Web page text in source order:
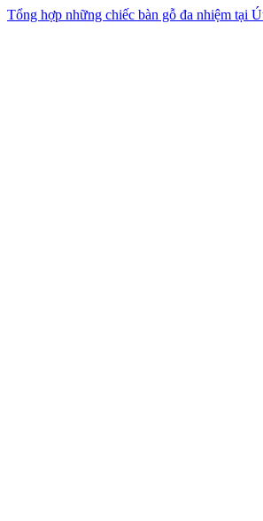
Tổng hợp những chiếc bàn gỗ đa nhiệm tại